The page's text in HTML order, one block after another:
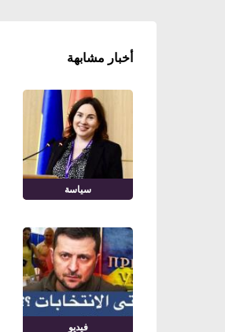
أخبار مشابهة
سياسة
فيديو